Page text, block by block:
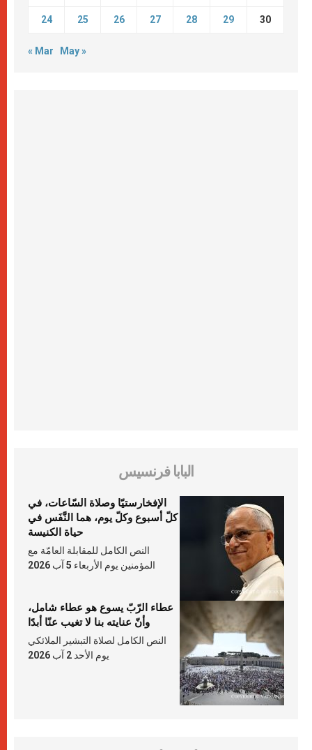
24 25 26 27 28 29 30
« Mar May »
البابا فرنسيس
الإفخارستيّا وصلاة السّاعات، في
كلّ أسبوع وكلّ يوم، هما النَّفَس في
حياة الكنيسة
النص الكامل للمقابلة العامّة مع
المؤمنين يوم الأربعاء 5 آب 2026
عطاء الرّبّ يسوع هو عطاء شامل،
وأنّ عنايته بنا لا تغيب عنّا أبدًا
النص الكامل لصلاة التبشير الملائكي
يوم الأحد 2 آب 2026